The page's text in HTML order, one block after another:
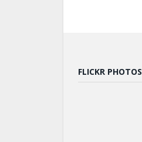
FLICKR PHOTOS